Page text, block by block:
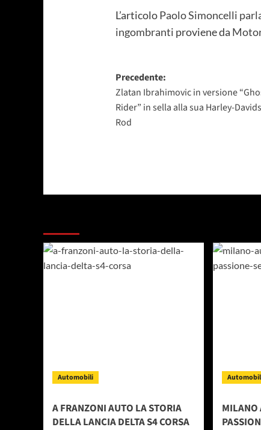
L’articoloPaolo Simoncelli
ingombranti proviene da
Navigazione
articolo
Precedente:
Zlatan Ibrahimovic in versione
Rider” in sella alla sua Harley-
Rod
Automobili
A FRANZONI AUTO LA STORIA
DELLA LANCIA DELTA S4 CORSA
MILANO